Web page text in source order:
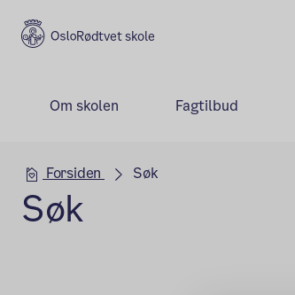
Rødtvet skole
Om skolen Fagtilbud
Hovedseksjon
Forsiden Søk
Søk